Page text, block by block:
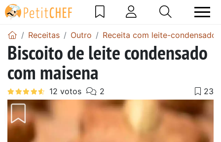
Receitas Outro Receita com leite-condensado
Biscoito de leite condensado
com maisena